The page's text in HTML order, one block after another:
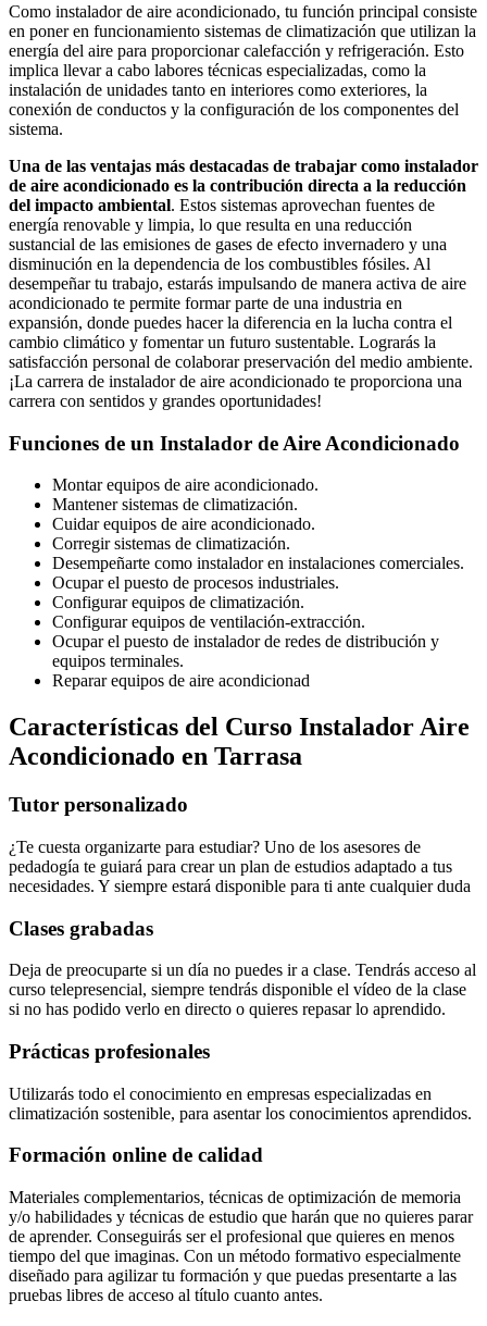
Como instalador de aire acondicionado, tu función principal consiste
en poner en funcionamiento sistemas de climatización que utilizan la
energía del aire para proporcionar calefacción y refrigeración. Esto
implica llevar a cabo labores técnicas especializadas, como la
instalación de unidades tanto en interiores como exteriores, la
conexión de conductos y la configuración de los componentes del
sistema.
Una de las ventajas más destacadas de trabajar como instalador
de aire acondicionado es la contribución directa a la reducción
del impacto ambiental. Estos sistemas aprovechan fuentes de
energía renovable y limpia, lo que resulta en una reducción
sustancial de las emisiones de gases de efecto invernadero y una
disminución en la dependencia de los combustibles fósiles. Al
desempeñar tu trabajo, estarás impulsando de manera activa de aire
acondicionado te permite formar parte de una industria en
expansión, donde puedes hacer la diferencia en la lucha contra el
cambio climático y fomentar un futuro sustentable. Lograrás la
satisfacción personal de colaborar preservación del medio ambiente.
¡La carrera de instalador de aire acondicionado te proporciona una
carrera con sentidos y grandes oportunidades!
Funciones de un Instalador de Aire Acondicionado
Montar equipos de aire acondicionado.
Mantener sistemas de climatización.
Cuidar equipos de aire acondicionado.
Corregir sistemas de climatización.
Desempeñarte como instalador en instalaciones comerciales.
Ocupar el puesto de procesos industriales.
Configurar equipos de climatización.
Configurar equipos de ventilación-extracción.
Ocupar el puesto de instalador de redes de distribución y
equipos terminales.
Reparar equipos de aire acondicionad
Características del Curso Instalador Aire
Acondicionado en Tarrasa
Tutor personalizado
¿Te cuesta organizarte para estudiar? Uno de los asesores de
pedadogía te guiará para crear un plan de estudios adaptado a tus
necesidades. Y siempre estará disponible para ti ante cualquier duda
Clases grabadas
Deja de preocuparte si un día no puedes ir a clase. Tendrás acceso al
curso telepresencial, siempre tendrás disponible el vídeo de la clase
si no has podido verlo en directo o quieres repasar lo aprendido.
Prácticas profesionales
Utilizarás todo el conocimiento en empresas especializadas en
climatización sostenible, para asentar los conocimientos aprendidos.
Formación online de calidad
Materiales complementarios, técnicas de optimización de memoria
y/o habilidades y técnicas de estudio que harán que no quieres parar
de aprender. Conseguirás ser el profesional que quieres en menos
tiempo del que imaginas. Con un método formativo especialmente
diseñado para agilizar tu formación y que puedas presentarte a las
pruebas libres de acceso al título cuanto antes.